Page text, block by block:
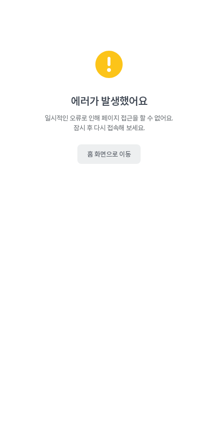
에러가 발생했어요
일시적인 오류로 인해 페이지 접근을 할 수 없어요.
잠시 후 다시 접속해 보세요.
홈 화면으로 이동